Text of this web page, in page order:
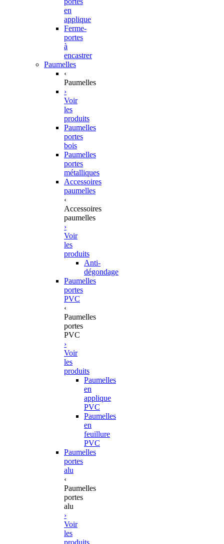
en
applique
Ferme-
portes
à
encastrer
Paumelles
‹
Paumelles
›
Voir
les
produits
Paumelles
portes
bois
Paumelles
portes
métalliques
Accessoires
paumelles
‹
Accessoires
paumelles
›
Voir
les
produits
Anti-
dégondage
Paumelles
portes
PVC
‹
Paumelles
portes
PVC
›
Voir
les
produits
Paumelles
en
applique
PVC
Paumelles
en
feuillure
PVC
Paumelles
portes
alu
‹
Paumelles
portes
alu
›
Voir
les
produits